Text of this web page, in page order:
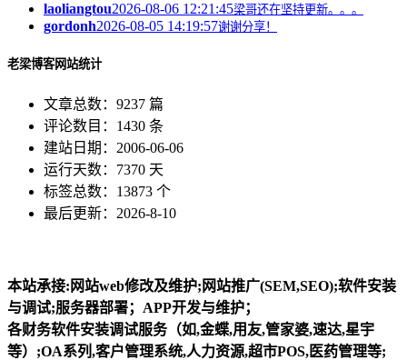
laoliangtou2026-08-06 12:21:45梁哥还在坚持更新。。。
gordonh2026-08-05 14:19:57谢谢分享！
老梁博客网站统计
文章总数：9237 篇
评论数目：1430 条
建站日期：2006-06-06
运行天数：7370 天
标签总数：13873 个
最后更新：2026-8-10
本站承接:网站web修改及维护;网站推广(SEM,SEO);软件安装
与调试;服务器部署；APP开发与维护；
各财务软件安装调试服务（如,金蝶,用友,管家婆,速达,星宇
等）;OA系列,客户管理系统,人力资源,超市POS,医药管理等;